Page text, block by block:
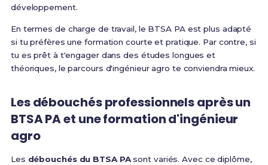
développement.
En termes de charge de travail, le BTSA PA est plus adapté
si tu préfères une formation courte et pratique. Par contre, si
tu es prêt à t'engager dans des études longues et
théoriques, le parcours d'ingénieur agro te conviendra mieux.
Les débouchés professionnels après un
BTSA PA et une formation d'ingénieur
agro
Les débouchés du BTSA PAsont variés. Avec ce diplôme,